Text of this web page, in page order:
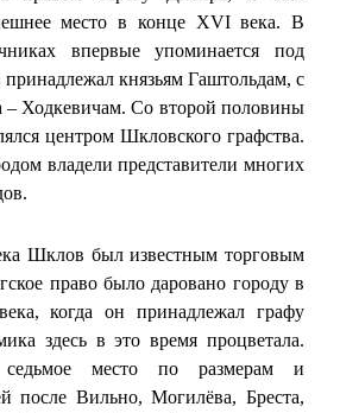
место в конце XVI века. В
впервые упоминается под
князьям Гаштольдам, с
– Ходкевичам. Со второй половины
центром Шкловского графства.
владели представители многих
Шклов был известным торговым
право было даровано городу в
когда он принадлежал графу
здесь в это время процветала.
место по размерам и
после Вильно, Могилёва, Бреста,